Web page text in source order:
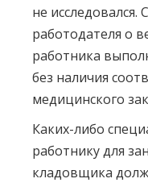
не
работодателя о
работника
без наличия
медицинского
Каких-либо
работнику для
кладовщика